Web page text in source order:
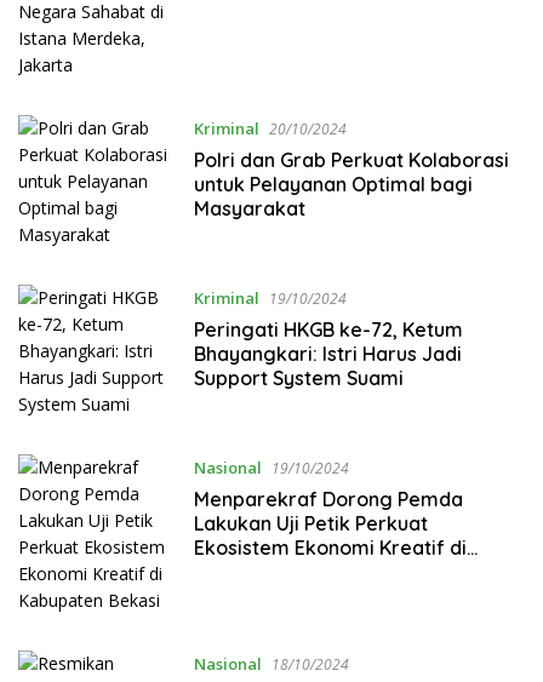
Kriminal 20/10/2024
Polri dan Grab Perkuat Kolaborasi
untuk Pelayanan Optimal bagi
Masyarakat
Kriminal 19/10/2024
Peringati HKGB ke-72, Ketum
Bhayangkari: Istri Harus Jadi
Support System Suami
Nasional 19/10/2024
Menparekraf Dorong Pemda
Lakukan Uji Petik Perkuat
Ekosistem Ekonomi Kreatif di
Nasional 18/10/2024